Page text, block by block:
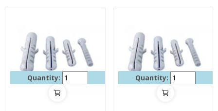
Quantity: Quantity: